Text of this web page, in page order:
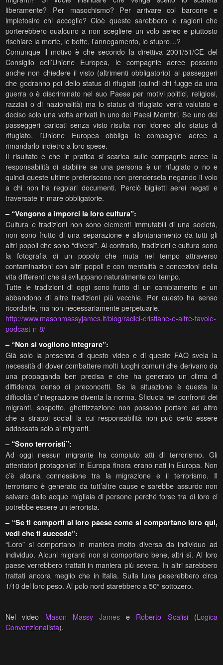
liberamente? Per masochismo? Per arrivare col barcone e
impietosire chi accoglie? Cioè queste sarebbero le ragioni che
porterebbero qualcuno a non scegliere un volo aereo e piuttosto
rischiare la morte, le botte, l’annegamento, lo stupro…?
Comunque il motivo è che secondo la direttiva 2001/51/CE del
Consiglio dell’Unione Europea, le compagnie aeree possono
anche non chiedere il visto (altrimenti obbligatorio) ai passeggeri
che godranno poi dello status di rifugiati (quindi chi fugge da una
guerra o è discriminato nel suo Paese per motivi politici, religiosi,
razziali o di nazionalità) ma lo status di rifugiato verrà valutato e
deciso solo una volta arrivati in uno dei Paesi Membri. Se uno dei
passeggeri caricati senza visto risulta non idoneo allo status di
rifugiato, l’Unione Europea obbliga le compagnie aeree a
rimandarlo indietro a loro spese.
Il risultato è che in pratica si scarica sulle compagnie aeree la
responsabilità di stabilire se una persona è un rifugiato o no e
quindi queste ultime preferiscono non prendersela negando il volo
a chi non ha regolari documenti. Perciò biglietti aerei negati e
traversate in mare obbligatorie.
– “Vengono a imporci la loro cultura”:
Cultura e tradizioni non sono elementi immutabili di una società,
non sono frutto di una separazione e allontanamento da tutti gli
altri popoli che sono “diversi”. Al contrario, tradizioni e cultura sono
la fotografia di un popolo che muta nel tempo attraverso
contaminazioni con altri popoli e con mentalità e concezioni della
vita differenti che si sviluppano naturalmente col tempo.
Tutte le tradizioni di oggi sono frutto di un cambiamento e un
abbandono di altre tradizioni più vecchie. Per questo ha senso
ricordarle, ma non necessariamente perpetuarle.
http://www.masonmassyjames.it/blog/radici-cristiane-e-altre-favole-
podcast-n-8/
– “Non si vogliono integrare”:
Già solo la presenza di questo video e di queste FAQ svela la
necessità di dover combattere molti luoghi comuni che derivano da
una propaganda ben precisa e che ha generato un clima di
diffidenza denso di preconcetti. Se la situazione è questa la
difficoltà d’integrazione diventa la norma. Sfiducia nei confronti dei
migranti, sospetto, ghettizzazione non possono portare ad altro
che a strappi sociali la cui responsabilità non può certo essere
addossata solo ai migranti.
– “Sono terroristi”:
Ad oggi nessun migrante ha compiuto atti di terrorismo. Gli
attentatori protagonisti in Europa finora erano nati in Europa. Non
c’è alcuna connessione tra la migrazione e il terrorismo. Il
terrorismo è generato da tutt’altre cause e sarebbe assurdo non
salvare dalle acque migliaia di persone perché forse tra di loro ci
potrebbe essere un terrorista.
– “Se ti comporti al loro paese come si comportano loro qui,
vedi che ti succede”:
“Loro” si comportano in maniera molto diversa da individuo ad
individuo. Alcuni migranti non si comportano bene, altri sì. Al loro
paese verrebbero trattati in maniera più severa. In altri sarebbero
trattati ancora meglio che in Italia. Sulla luna peserebbero circa
1/10 del loro peso. Al polo nord starebbero a 50° sottozero.
Nel video Mason Massy James e Roberto Scalisi(Logica
Convenzionalista).